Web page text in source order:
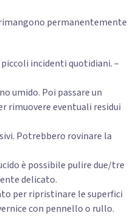
permanentemente
incidenti quotidiani. –
umido. Poi passare un
rimuovere eventuali residui
Potrebbero rovinare la
è possibile pulire due/tre
delicato.
per ripristinare le superfici
con pennello o rullo.